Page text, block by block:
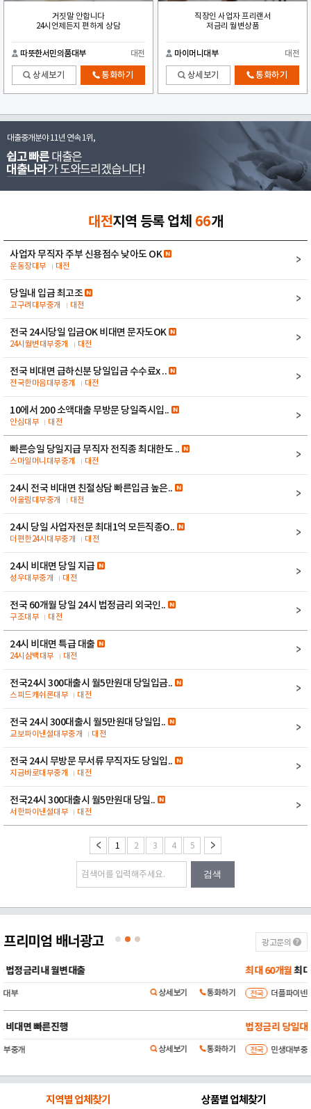
거짓말 안합니다
24시언제든지 편하게 상담
따뜻한서민의품대부 대전
상세보기 통화하기
직장인 사업자 프리랜서
저금리 월변상품
마이머니대부 대전
상세보기 통화하기
대출중개분야 11년 연속 1위,
쉽고 빠른 대출은
대출나라가 도와드리겠습니다!
대전지역 등록 업체 66개
사업자 무직자 주부 신용점수 낮아도 OK
운동장대부 대전
당일내 입금 최고조
고구려대부중개 대전
전국 24시당일 입금OK 비대면 문자도OK
24시월변대부중개 대전
전국 비대면 급하신분 당일입금 수수료x ..
전국한마음대부중개 대전
10에서 200 소액대출 무방문 당일즉시입..
안심대부 대전
빠른승일 당일지급 무직자 전직종 최대한도 ..
스마일머니대부중개 대전
24시 전국 비대면 친절상담 빠른입금 높은..
어울림대부중개 대전
24시 당일 사업자전문 최대1억 모든직종O..
더편한24시대부중개 대전
24시 비대면 당일 지급
성우대부중개 대전
전국 60개월 당일 24시 법정금리 외국인..
구조대부 대전
24시 비대면 특급 대출
24시삼백대부 대전
전국24시 300대출시 월5만원대 당일입금..
스피드캐쉬론대부 대전
전국 24시 300대출시 월5만원대 당일입..
교보파이낸셜대부중개 대전
전국 24시 무방문 무서류 무직자도 당일입..
지금바로대부중개 대전
전국24시 300대출시 월5만원대 당일..
서한파이낸셜대부 대전
1 2 3 4 5
검색
프리미엄 배너광고 광고문의
최대 60개월최대 5000만원
전국 상세보기 통화하기
법정금리 당일대출
전국 상세보기 통화하기
지역별 업체찾기 상품별 업체찾기